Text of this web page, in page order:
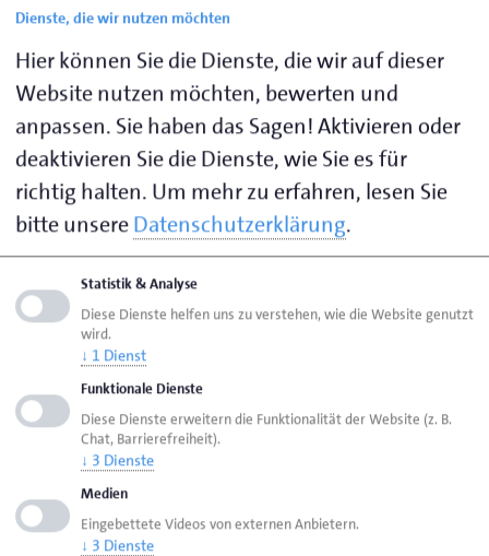
Reise, die sorgfältige Planung und fundierte
mit einer umfassenden Auswahl an Formularen und
Merkblättern, die Ihnen Schritt für Schritt bei Ihrer
Existenzgründung helfen.
Unsere Unterlagen decken alle wichtigen Themen
rund um die Gründung ab – von der Businessplan-
Erstellung über Finanzierungsoptionen bis hin zu
rechtlichen Anforderungen. So haben Sie alle
wesentlichen Informationen und Dokumente direkt
zur Hand.
Downloads
Kontakt
Dienste, die wir nutzen möchten
Hier können Sie die Dienste, die wir auf dieser
Website nutzen möchten, bewerten und
anpassen. Sie haben das Sagen! Aktivieren oder
deaktivieren Sie die Dienste, wie Sie es für
richtig halten. Um mehr zu erfahren, lesen Sie
bitte unsereDatenschutzerklärung.
Statistik & Analyse
Diese Dienste helfen uns zu verstehen, wie die Website genutzt
wird.
↓ 1 Dienst
Funktionale Dienste
Diese Dienste erweitern die Funktionalität der Website (z. B.
Chat, Barrierefreiheit).
↓ 3 Dienste
Medien
Eingebettete Videos von externen Anbietern.
↓ 3 Dienste